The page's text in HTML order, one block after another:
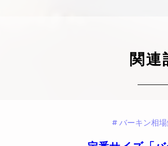
関連
バーキン相場